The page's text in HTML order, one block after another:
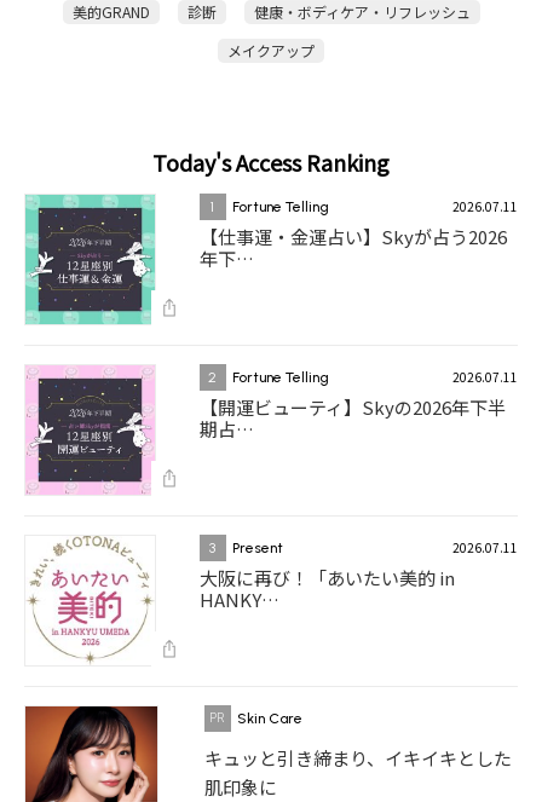
美的GRAND
診断
健康・ボディケア・リフレッシュ
メイクアップ
Today's Access Ranking
1 Fortune Telling 2026.07.11
【仕事運・金運占い】Skyが占う2026
年下…
2 Fortune Telling 2026.07.11
【開運ビューティ】Skyの2026年下半
期占…
3 Present 2026.07.11
大阪に再び！「あいたい美的 in
HANKY…
Skin Care
キュッと引き締まり、イキイキとした
肌印象に